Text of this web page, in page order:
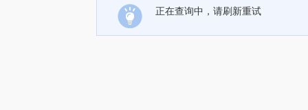
正在查询中，请刷新重试